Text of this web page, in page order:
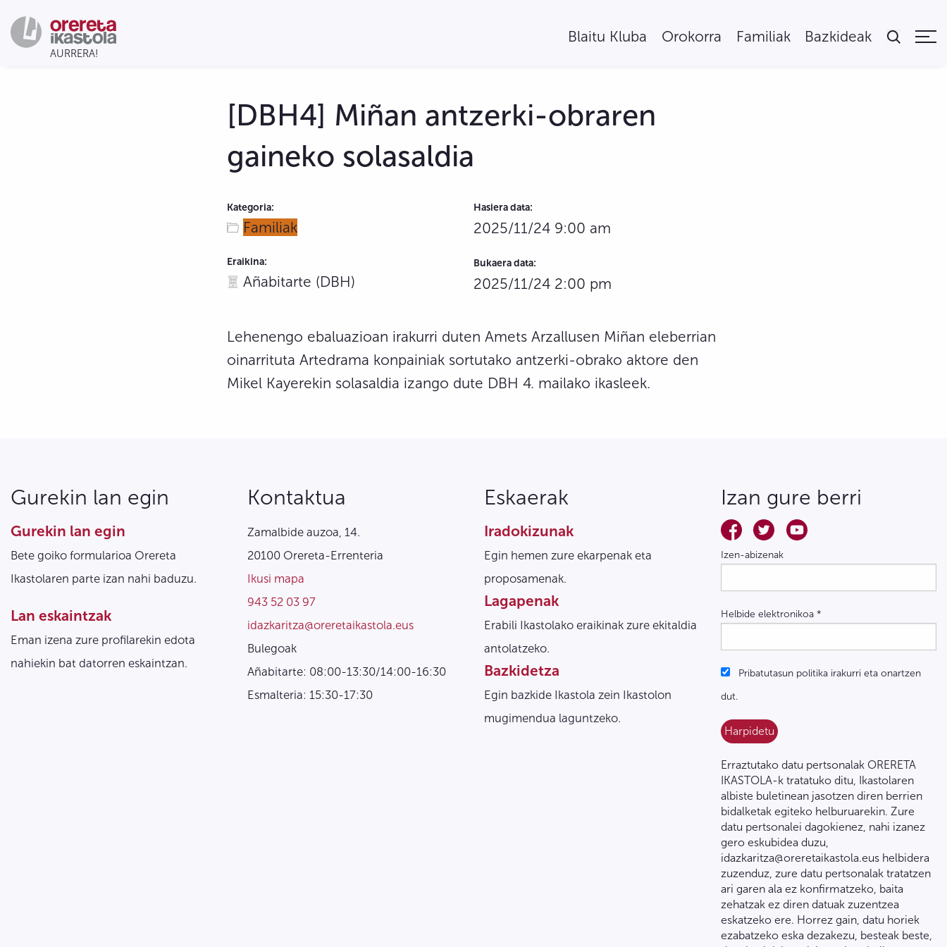
Blaitu Kluba Orokorra Familiak Bazkideak
[DBH4] Miñan antzerki-obraren
gaineko solasaldia
Kategoria:
Familiak
Eraikina:
Añabitarte (DBH)
Hasiera data:
2025/11/24 9:00 am
Bukaera data:
2025/11/24 2:00 pm
Lehenengo ebaluazioan irakurri duten Amets Arzallusen Miñan eleberrian
oinarrituta Artedrama konpainiak sortutako antzerki-obrako aktore den
Mikel Kayerekin solasaldia izango dute DBH 4. mailako ikasleek.
Gurekin lan egin
Gurekin lan egin
Bete goiko formularioa Orereta
Ikastolaren parte izan nahi baduzu.
Lan eskaintzak
Eman izena zure profilarekin edota
nahiekin bat datorren eskaintzan.
Kontaktua
Zamalbide auzoa, 14.
20100 Orereta-Errenteria
Ikusi mapa
943 52 03 97
idazkaritza@oreretaikastola.eus
Bulegoak
Añabitarte: 08:00-13:30/14:00-16:30
Esmalteria: 15:30-17:30
Eskaerak
Iradokizunak
Egin hemen zure ekarpenak eta
proposamenak.
Lagapenak
Erabili Ikastolako eraikinak zure ekitaldia
antolatzeko.
Bazkidetza
Egin bazkide Ikastola zein Ikastolon
mugimendua laguntzeko.
Izan gure berri
Izen-abizenak
Helbide elektronikoa *
Pribatutasun politika irakurri eta onartzen
dut.
Erraztutako datu pertsonalak ORERETA
IKASTOLA-k tratatuko ditu, Ikastolaren
albiste buletinean jasotzen diren berrien
bidalketak egiteko helburuarekin. Zure
datu pertsonalei dagokienez, nahi izanez
gero eskubidea duzu,
idazkaritza@oreretaikastola.eus helbidera
zuzenduz, zure datu pertsonalak tratatzen
ari garen ala ez konfirmatzeko, baita
zehatzak ez diren datuak zuzentzea
eskatzeko ere. Horrez gain, datu horiek
ezabatzeko eska dezakezu, besteak beste,